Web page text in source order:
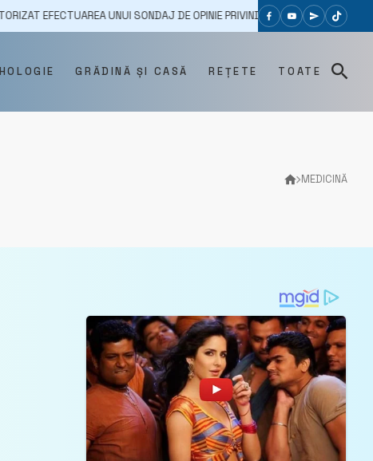
UNUI SONDAJ DE OPINIE PRIVIND PREFERINȚELE ALEGĂTORILOR
GRĂDINĂ ȘI CASĂ REȚETE TOATE
MEDICINĂ